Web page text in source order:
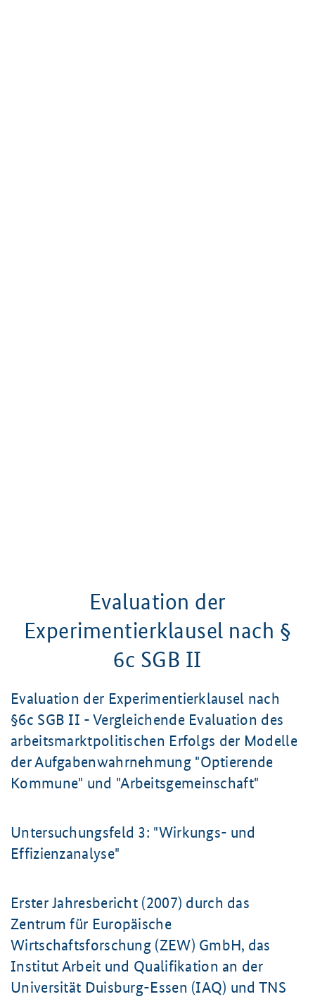
Evaluation der
Experimentierklausel nach §
6c SGB II
Evaluation der Experimentierklausel nach
§6c SGB II - Vergleichende Evaluation des
arbeitsmarktpolitischen Erfolgs der Modelle
der Aufgabenwahrnehmung "Optierende
Kommune" und "Arbeitsgemeinschaft"
Untersuchungsfeld 3: "Wirkungs- und
Effizienzanalyse"
Erster Jahresbericht (2007) durch das
Zentrum für Europäische
Wirtschaftsforschung (ZEW) GmbH, das
Institut Arbeit und Qualifikation an der
Universität Duisburg-Essen (IAQ) und TNS